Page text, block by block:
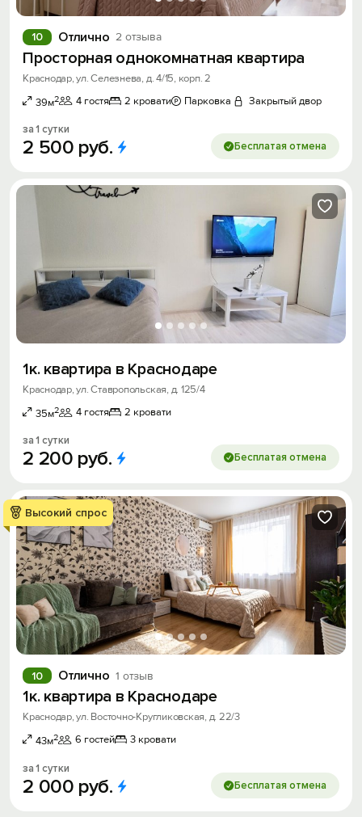
Отлично 2 отзыва
10
Просторная однокомнатная квартира
Краснодар, ул. Селезнева, д. 4/15, корп. 2
39м2 4 гостя 2 кровати Парковка Закрытый двор
за 1 сутки
2 500 руб. Бесплатая отмена
1к. квартира в Краснодаре
Краснодар, ул. Ставропольская, д. 125/4
35м2 4 гостя 2 кровати
за 1 сутки
2 200 руб. Бесплатая отмена
Высокий спрос
Отлично 1 отзыв
10
1к. квартира в Краснодаре
Краснодар, ул. Восточно-Кругликовская, д. 22/3
43м2 6 гостей 3 кровати
за 1 сутки
2 000 руб. Бесплатая отмена